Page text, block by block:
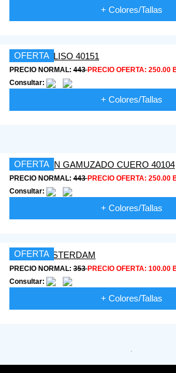
+ Colores/Tallas
OFERTA
PRECIO NORMAL: 443PRECIO OFERTA: 250.00
Consultar:
+ Colores/Tallas
OFERTA
PRECIO NORMAL: 443PRECIO OFERTA: 250.00
Consultar:
+ Colores/Tallas
OFERTA
PRECIO NORMAL: 353PRECIO OFERTA: 100.00
Consultar:
+ Colores/Tallas